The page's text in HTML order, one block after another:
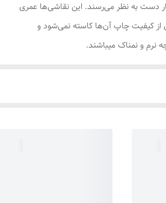
دست به نظر می‌رسند. این نقاشی‌ها عمری
از کیفیت چاپ آن‌ها کاسته نمی‌شود و
نرم و نمناک میباشند.